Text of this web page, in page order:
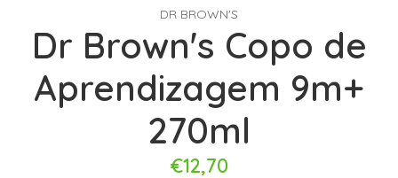
DR BROWN'S
Dr Brown's Copo de
Aprendizagem 9m+
270ml
€12,70